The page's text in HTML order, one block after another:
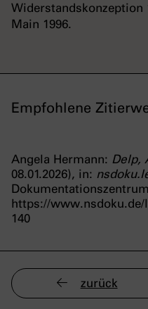
Widerstandskonzeption
Main 1996.
Empfohlene
Angela Hermann: Delp,
08.01.2026), in:
https://
140
zurück